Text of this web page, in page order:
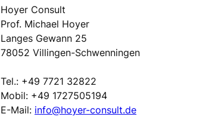
Hoyer Consult
Prof. Michael Hoyer
Langes Gewann 25
78052 Villingen-Schwenningen
Tel.: +49 7721 32822
Mobil: +49 1727505194
E-Mail: info@hoyer-consult.de